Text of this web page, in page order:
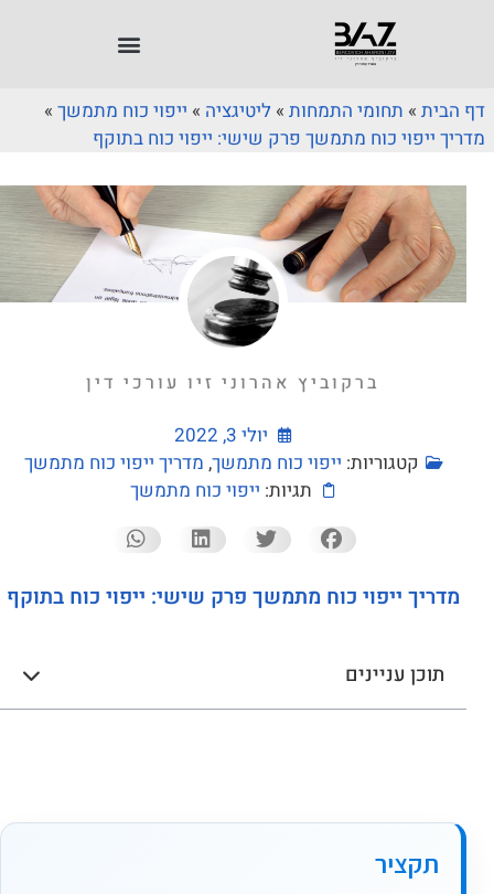
דף הבית » תחומי התמחות » ליטיגציה » ייפוי כוח מתמשך »
מדריך ייפוי כוח מתמשך פרק שישי: ייפוי כוח בתוקף
ברקוביץ אהרוני זיו עורכי דין
יולי 3, 2022
קטגוריות: ייפוי כוח מתמשך, מדריך ייפוי כוח מתמשך
תגיות: ייפוי כוח מתמשך
מדריך ייפוי כוח מתמשך פרק שישי: ייפוי כוח בתוקף
תוכן עניינים
תקציר